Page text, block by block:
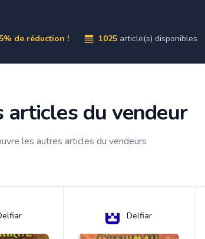
de réduction ! 1025 article(s) disponibles
articles du vendeur
les autres articles du vendeurs
Delfiar